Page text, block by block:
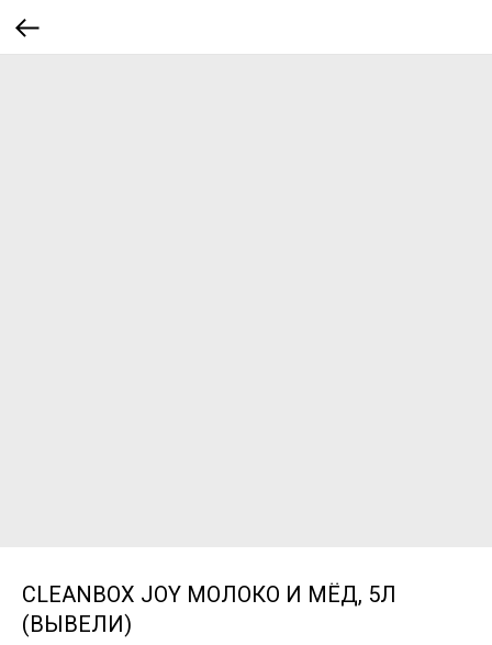
CLEANBOX JOY МОЛОКО И МЁД, 5Л
(ВЫВЕЛИ)